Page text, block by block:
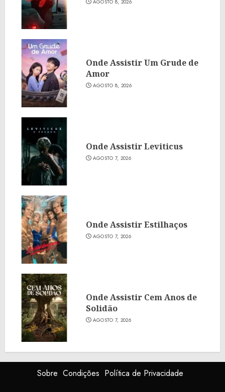
AGOSTO 8, 2026
Onde Assistir Um Grude de
Amor
AGOSTO 8, 2026
Onde Assistir Leviticus
AGOSTO 7, 2026
Onde Assistir Estilhaços
AGOSTO 7, 2026
Onde Assistir Cem Anos de
Solidão
AGOSTO 7, 2026
Sobre Condições Política de Privacidade